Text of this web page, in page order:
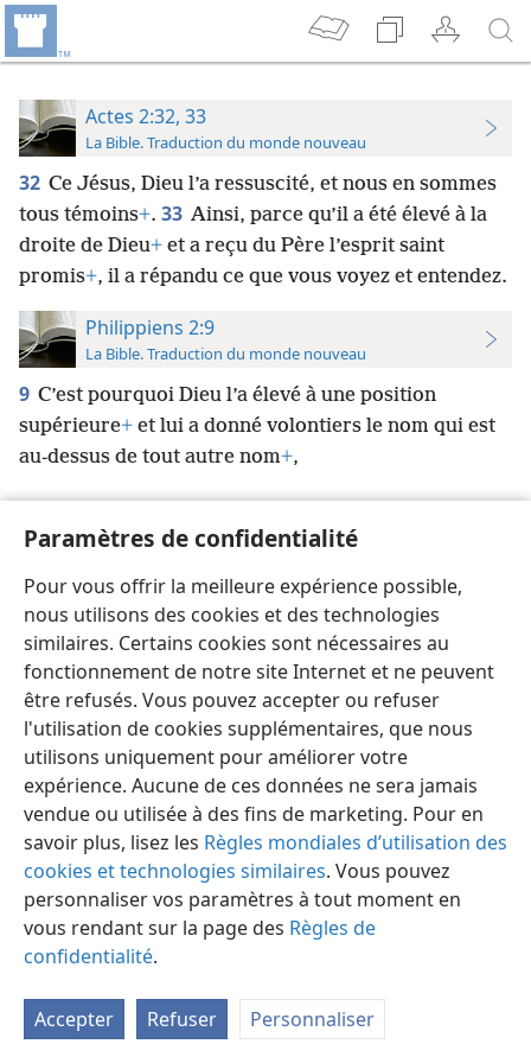
Paramètres de confidentialité
Pour vous offrir la meilleure expérience possible,
nous utilisons des cookies et des technologies
similaires. Certains cookies sont nécessaires au
fonctionnement de notre site Internet et ne peuvent
être refusés. Vous pouvez accepter ou refuser
l'utilisation de cookies supplémentaires, que nous
utilisons uniquement pour améliorer votre
expérience. Aucune de ces données ne sera jamais
vendue ou utilisée à des fins de marketing. Pour en
savoir plus, lisez les Règles mondiales d’utilisation des
cookies et technologies similaires. Vous pouvez
personnaliser vos paramètres à tout moment en
vous rendant sur la page des Règles de
confidentialité.
Accepter Refuser Personnaliser
Actes 2:32, 33
La Bible. Traduction du monde nouveau
32 Ce Jésus, Dieu l’a ressuscité, et nous en sommes
tous témoins+. 33 Ainsi, parce qu’il a été élevé à la
droite de Dieu+ et a reçu du Père l’esprit saint
promis+, il a répandu ce que vous voyez et entendez.
Philippiens 2:9
La Bible. Traduction du monde nouveau
9 C’est pourquoi Dieu l’a élevé à une position
supérieure+ et lui a donné volontiers le nom qui est
au-dessus de tout autre nom+,
Préférences
Copyright© 2026 Watch Tower Bible and Tract Society of Pennsylvania
Conditions d’utilisation
Règles de confidentialité
Paramètres de confidentialité
JW.ORG Se connecter